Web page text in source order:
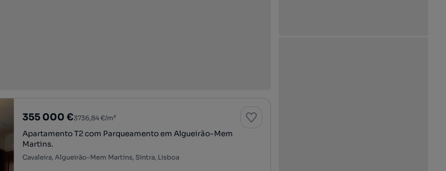
355 000 €3736,84 €/m²
Apartamento T2 com Parqueamento em Algueirão-Mem
Martins.
Cavaleira, Algueirão-Mem Martins, Sintra, Lisboa